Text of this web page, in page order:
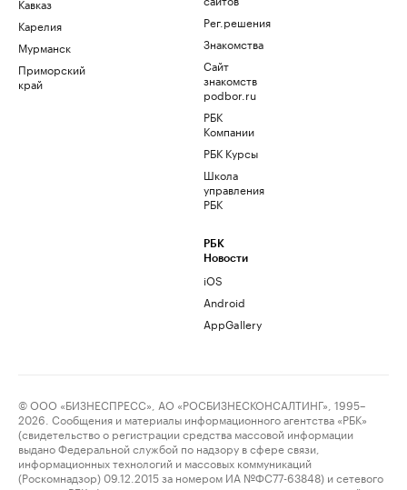
Карелия
Мурманск
Приморский
край
Рег.решения
Знакомства
Сайт
знакомств
podbor.ru
РБК
Компании
РБК Курсы
Школа
управления
РБК
РБК
Новости
iOS
Android
AppGallery
© ООО «БИЗНЕСПРЕСС», АО «РОСБИЗНЕСКОНСАЛТИНГ», 1995–
2026. Сообщения и материалы информационного агентства «РБК»
(свидетельство о регистрации средства массовой информации
выдано Федеральной службой по надзору в сфере связи,
информационных технологий и массовых коммуникаций
(Роскомнадзор) 09.12.2015 за номером ИА №ФС77-63848) и сетевого